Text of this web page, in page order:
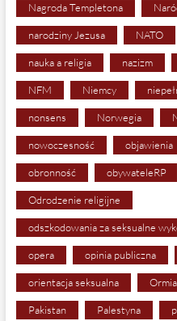
Nagroda Templetona
narodziny Jezusa NATO
nauka a religia nazizm
NFM Niemcy
nonsens Norwegia
nowoczesność objawienia
obronność obywateleRP
Odrodzenie religijne
odszkodowania za seksualne
opera opinia publiczna
orientacja seksualna
Pakistan Palestyna